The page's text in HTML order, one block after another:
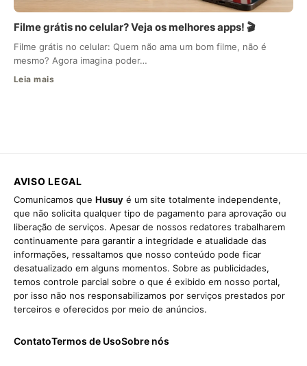
Filme grátis no celular? Veja os melhores apps! 🎬
Filme grátis no celular: Quem não ama um bom filme, não é
mesmo? Agora imagina poder…
Leia mais
AVISO LEGAL
Comunicamos que Husuy é um site totalmente independente,
que não solicita qualquer tipo de pagamento para aprovação ou
liberação de serviços. Apesar de nossos redatores trabalharem
continuamente para garantir a integridade e atualidade das
informações, ressaltamos que nosso conteúdo pode ficar
desatualizado em alguns momentos. Sobre as publicidades,
temos controle parcial sobre o que é exibido em nosso portal,
por isso não nos responsabilizamos por serviços prestados por
terceiros e oferecidos por meio de anúncios.
ContatoTermos de UsoSobre nós